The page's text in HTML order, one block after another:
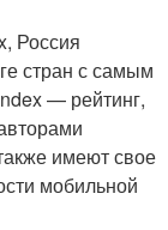
Россия
стран с самым
— рейтинг,
имеют свое
мобильной